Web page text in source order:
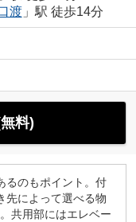
渡」駅 徒歩14分
料)
るのもポイント。付
先によって選べる物
共用部にはエレベー